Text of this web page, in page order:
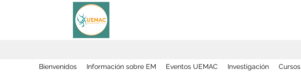
Bienvenidos Información sobre EM Eventos UEMAC Investigación Cursos